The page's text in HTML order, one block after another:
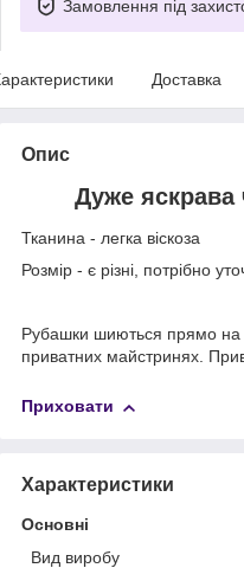
Замовлення під
Доставка
Опис
Дуже яскрава
Тканина - легка віскоза
Розмір - є різні, потрібно
Рубашки шиються прямо на
приватних майстринях.
Приховати
Характеристики
Основні
Вид виробу